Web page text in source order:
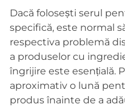
Dacă folosești serul
specifică, este normal
respectiva problemă
a produselor cu
îngrijire este esențială.
aproximativ o lună
produs înainte de a